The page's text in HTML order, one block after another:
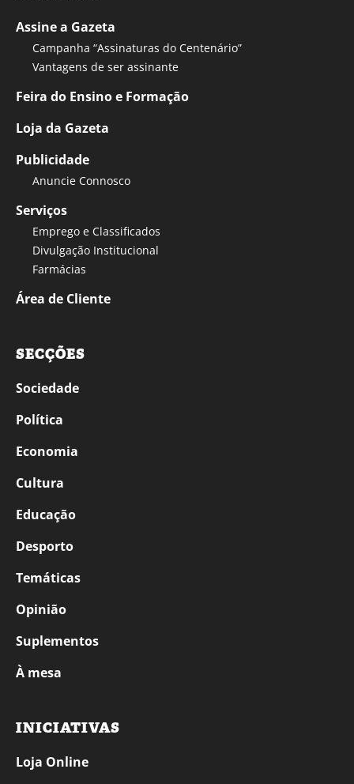
Assine a Gazeta
Campanha “Assinaturas do Centenário”
Vantagens de ser assinante
Feira do Ensino e Formação
Loja da Gazeta
Publicidade
Anuncie Connosco
Serviços
Emprego e Classificados
Divulgação Institucional
Farmácias
Área de Cliente
SECÇÕES
Sociedade
Política
Economia
Cultura
Educação
Desporto
Temáticas
Opinião
Suplementos
À mesa
INICIATIVAS
Loja Online